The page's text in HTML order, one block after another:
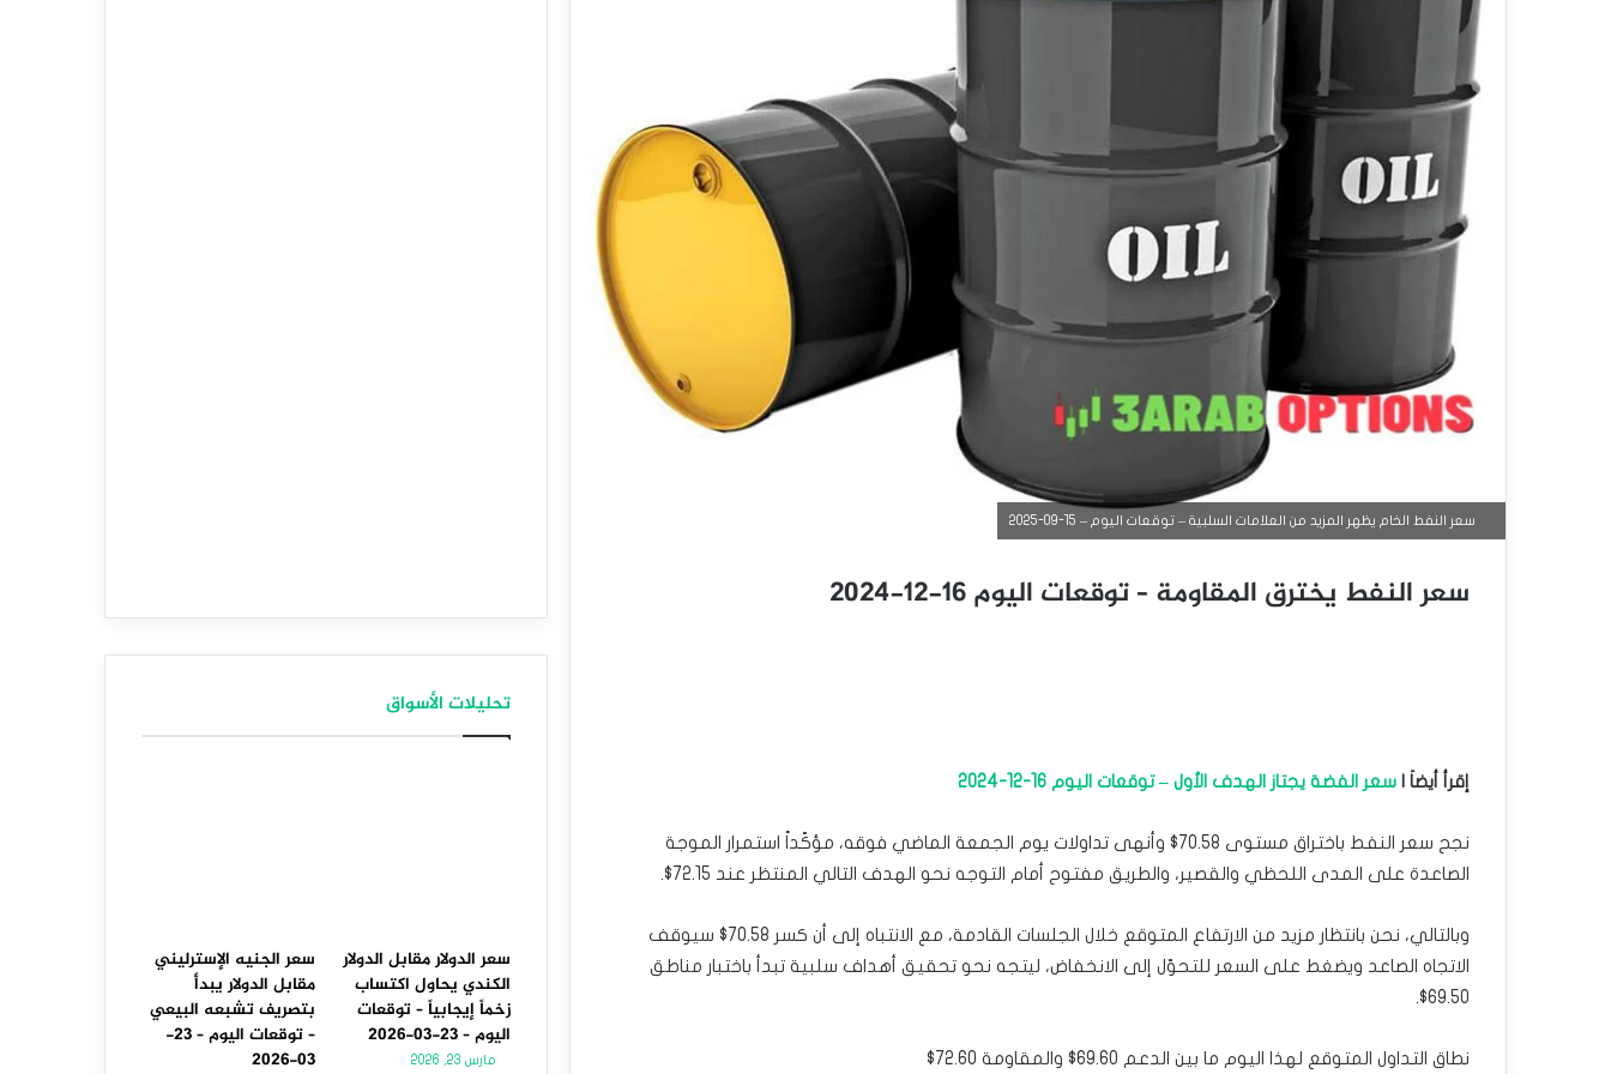
سعر النفط الخام يظهر المزيد من العلامات السلبية – توقعات اليوم – 15-09-2025
سعر النفط يخترق المقاومة – توقعات اليوم 16-12-2024
إقرأ أيضاَ | سعر الفضة يجتاز الهدف الأول – توقعات اليوم 16-12-2024
نجح سعر النفط باختراق مستوى 70.58$ وأنهى تداولات يوم الجمعة الماضي فوقه، مؤكّداً استمرار الموجة
الصاعدة على المدى اللحظي والقصير، والطريق مفتوح أمام التوجه نحو الهدف التالي المنتظر عند 72.15$.
وبالتالي، نحن بانتظار مزيد من الارتفاع المتوقع خلال الجلسات القادمة، مع الانتباه إلى أن كسر 70.58$ سيوقف
الاتجاه الصاعد ويضغط على السعر للتحوّل إلى الانخفاض، ليتجه نحو تحقيق أهداف سلبية تبدأ باختبار مناطق
69.50$.
نطاق التداول المتوقع لهذا اليوم ما بين الدعم 69.60$ والمقاومة 72.60$
تحليلات الأسواق
سعر الدولار مقابل الدولار
الكندي يحاول اكتساب
زخماً إيجابياً – توقعات
اليوم – 23-03-2026
مارس 23, 2026
سعر الجنيه الإسترليني
مقابل الدولار يبدأ
بتصريف تشبعه البيعي
– توقعات اليوم – 23-
03-2026